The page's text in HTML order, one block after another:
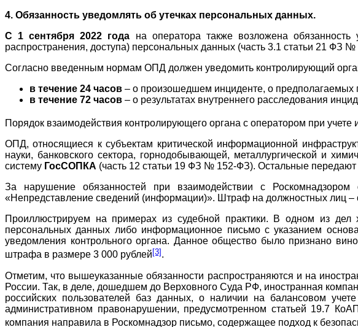
4. Обязанность уведомлять об утечках персональных данных.
С 1 сентября 2022 года на оператора также возложена
распространения, доступа) персональных данных (часть 3.1 статьи 21 ФЗ
Согласно введенным нормам ОПД должен уведомить контролирующий
в течение 24 часов – о произошедшем инциденте, о предполагаемых
в течение 72 часов – о результатах внутреннего расследования
Порядок взаимодействия контролирующего органа с оператором при
ОПД, относящиеся к субъектам критической информационной
науки, банковского сектора, горнодобывающей, металлургической и
систему ГосСОПКА (часть 12 статьи 19 ФЗ № 152-ФЗ). Остальные
За нарушение обязанностей при взаимодействии с
«Непредставление сведений (информации)». Штраф на должностных лиц –
Проиллюстрируем на примерах из судебной практики. В одном из дел
персональных данных либо информационное письмо с указанием
уведомления контрольного органа. Данное общество было признано
штрафа в размере 3 000 рублей[3].
Отметим, что вышеуказанные обязанности распространяются и на
России. Так, в деле, дошедшем до Верховного Суда РФ, иностранная
российских пользователей баз данных, о наличии на балансовом
административном правонарушении, предусмотренном статьей 19.7
компания направила в Роскомнадзор письмо, содержащее подход к